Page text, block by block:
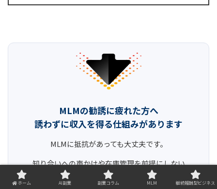
MLMの勧誘に疲れた方へ
誘わずに収入を得る仕組みがあります
MLMに抵抗があっても大丈夫です。
知り合いへの声かけや在庫管理を前提にしない
仕組みを無料ページで解説しています。
ホーム AI副業 副業コラム MLM 継続報酬型ビジネス